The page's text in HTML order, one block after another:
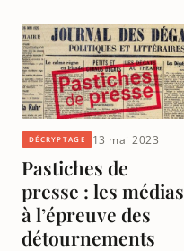
DÉCRYPTAGE 13 mai 2023
Pastiches de
presse : les médias
à l’épreuve des
détournements